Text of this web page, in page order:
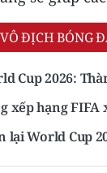
ĐỊCH BÓNG
Cup 2026:
xếp hạng FIFA
lại World Cup